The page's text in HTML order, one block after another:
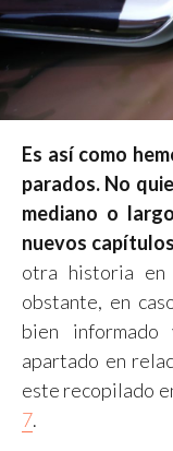
Es así como
parados. No
mediano o
nuevos
otra historia en
obstante, en
bien informado
apartado en
este recopilado
7.